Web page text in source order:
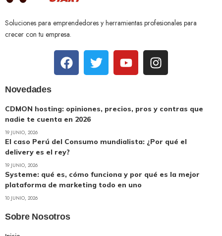
Soluciones para emprendedores y herramientas profesionales para
crecer con tu empresa.
Novedades
CDMON hosting: opiniones, precios, pros y contras que
nadie te cuenta en 2026
19 JUNIO, 2026
El caso Perú del Consumo mundialista: ¿Por qué el
delivery es el rey?
19 JUNIO, 2026
Systeme: qué es, cómo funciona y por qué es la mejor
plataforma de marketing todo en uno
10 JUNIO, 2026
Sobre Nosotros